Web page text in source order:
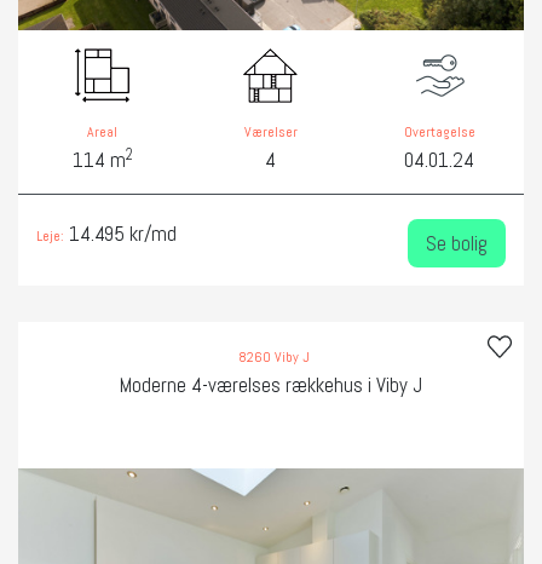
Areal
114 m2
Værelser
4
Overtagelse
04.01.24
Leje: 14.495 kr/md Se bolig
8260 Viby J
Moderne 4-værelses rækkehus i Viby J